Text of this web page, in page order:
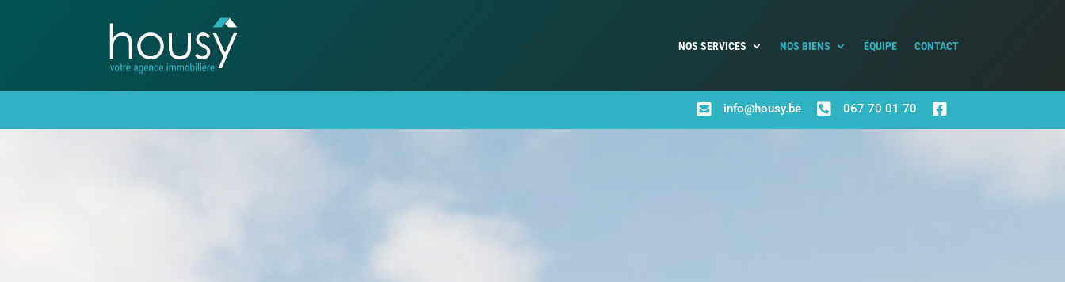
NOS SERVICES NOS BIENS ÉQUIPE CONTACT
 info@housy.be  067 70 01 70 